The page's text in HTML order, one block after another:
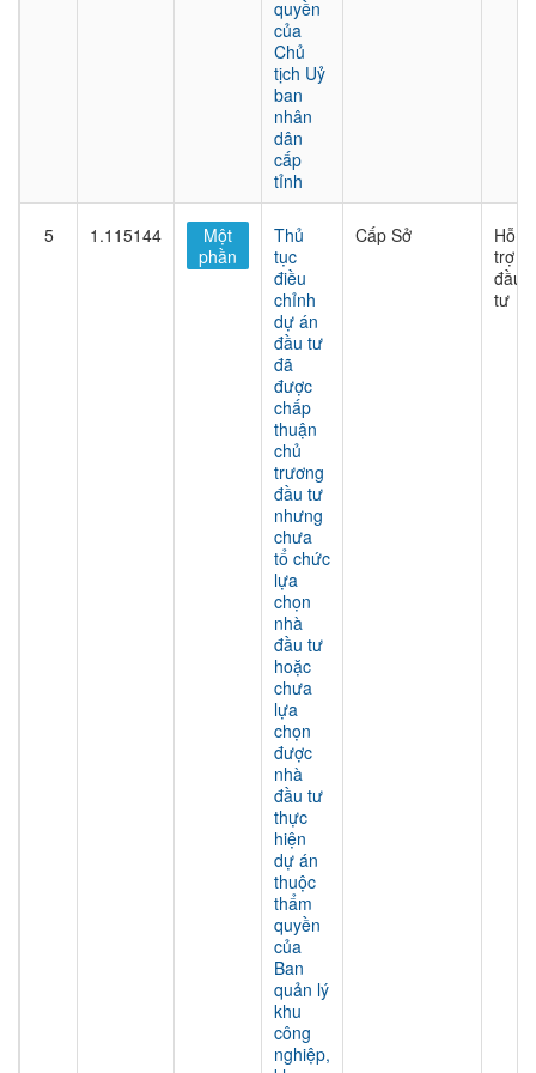
quyền
của
Chủ
tịch Uỷ
ban
nhân
dân
cấp
tỉnh
5 1.115144
Một
phần
Thủ
tục
điều
chỉnh
dự án
đầu tư
đã
được
chấp
thuận
chủ
trương
đầu tư
nhưng
chưa
tổ chức
lựa
chọn
nhà
đầu tư
hoặc
chưa
lựa
chọn
được
nhà
đầu tư
thực
hiện
dự án
thuộc
thẩm
quyền
của
Ban
quản lý
khu
công
nghiệp,
Cấp Sở
Hỗ
trợ
đầu
tư